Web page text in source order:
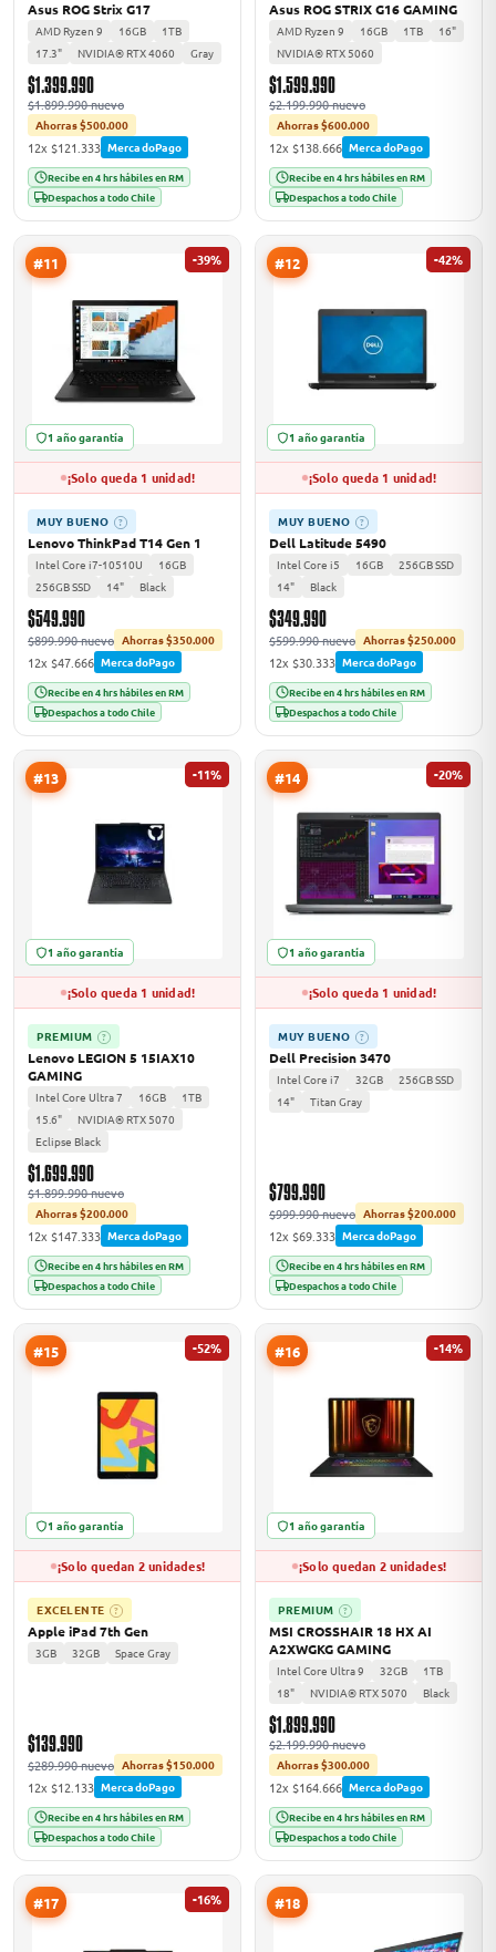
Asus ROG Strix G17
AMD Ryzen 9 16GB
1TB
17.3"
NVIDIA® RTX 4060 Gray
$1.399.990
$1.899.990 nuevo
Ahorras $500.000
12x $121.333 MercadoPago
Recibe en 4 hrs hábiles en RM
Despachos a todo Chile
Asus ROG STRIX G16 GAMING
AMD Ryzen 9 16GB 1TB
16"
NVIDIA® RTX 5060
$1.599.990
$2.199.990 nuevo
Ahorras $600.000
12x $138.666 MercadoPago
Recibe en 4 hrs hábiles en RM
Despachos a todo Chile
#11 -39%
1 año garantía
¡Solo queda 1 unidad!
MUY BUENO ?
Lenovo ThinkPad T14 Gen 1
Intel Core i7-10510U
16GB
256GB SSD
14" Black
$549.990
$899.990 nuevo Ahorras $350.000
12x $47.666 MercadoPago
Recibe en 4 hrs hábiles en RM
Despachos a todo Chile
#12 -42%
1 año garantía
¡Solo queda 1 unidad!
MUY BUENO ?
Dell Latitude 5490
Intel Core i5 16GB
256GB SSD
14"
Black
$349.990
$599.990 nuevo Ahorras $250.000
12x $30.333 MercadoPago
Recibe en 4 hrs hábiles en RM
Despachos a todo Chile
#13 -11%
1 año garantía
¡Solo queda 1 unidad!
PREMIUM ?
Lenovo LEGION 5 15IAX10
GAMING
Intel Core Ultra 7 16GB
1TB
15.6"
NVIDIA® RTX 5070
Eclipse Black
$1.699.990
$1.899.990 nuevo
Ahorras $200.000
12x $147.333 MercadoPago
Recibe en 4 hrs hábiles en RM
Despachos a todo Chile
#14 -20%
1 año garantía
¡Solo queda 1 unidad!
MUY BUENO ?
Dell Precision 3470
Intel Core i7 32GB
256GB SSD
14"
Titan Gray
$799.990
$999.990 nuevo Ahorras $200.000
12x $69.333 MercadoPago
Recibe en 4 hrs hábiles en RM
Despachos a todo Chile
#15 -52%
1 año garantía
¡Solo quedan 2 unidades!
EXCELENTE ?
Apple iPad 7th Gen
3GB 32GB Space Gray
$139.990
$289.990 nuevo Ahorras $150.000
12x $12.133 MercadoPago
Recibe en 4 hrs hábiles en RM
Despachos a todo Chile
#16 -14%
1 año garantía
¡Solo quedan 2 unidades!
PREMIUM ?
MSI CROSSHAIR 18 HX AI
A2XWGKG GAMING
Intel Core Ultra 9 32GB
1TB
18"
NVIDIA® RTX 5070 Black
$1.899.990
$2.199.990 nuevo
Ahorras $300.000
12x $164.666 MercadoPago
Recibe en 4 hrs hábiles en RM
Despachos a todo Chile
#17 -16% #18